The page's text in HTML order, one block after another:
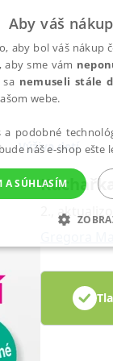
Výživa detí
2.,
Aby váš
aby bol váš nákup
aby sme vám
nemuseli stále
webe.
a podobné
náš e-shop ešte
A SÚHLASÍM
Analytické
je prihlásenie